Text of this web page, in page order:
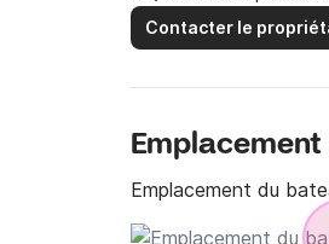
Contacter le
Emplacement
Emplacement du